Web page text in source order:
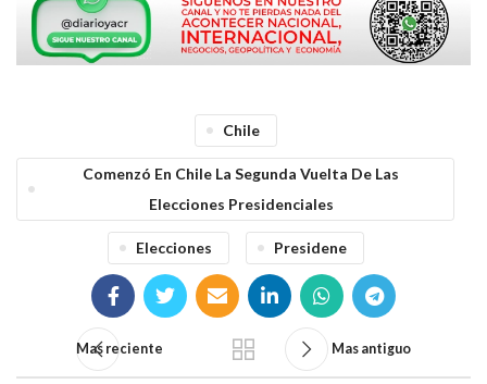
Chile
Comenzó En Chile La Segunda Vuelta De Las
Elecciones Presidenciales
Elecciones Presidene
Mas reciente Mas antiguo